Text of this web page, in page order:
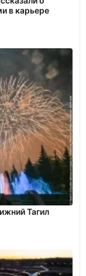
в карьере
Тагил